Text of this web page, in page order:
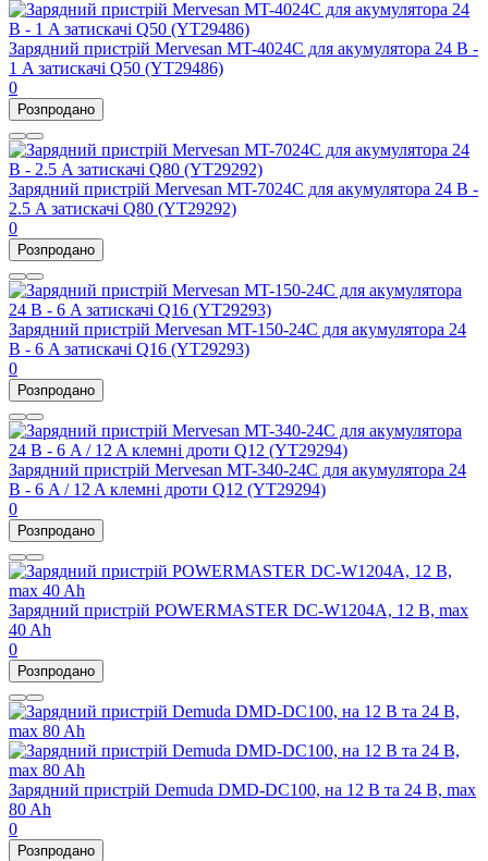
Зарядний пристрій Mervesan MT-4024C для акумулятора 24 В -
1 A затискачі Q50 (YT29486)
0
Розпродано
Зарядний пристрій Mervesan MT-7024C для акумулятора 24 В -
2.5 A затискачі Q80 (YT29292)
0
Розпродано
Зарядний пристрій Mervesan MT-150-24C для акумулятора 24
В - 6 A затискачі Q16 (YT29293)
0
Розпродано
Зарядний пристрій Mervesan MT-340-24C для акумулятора 24
В - 6 A / 12 A клемні дроти Q12 (YT29294)
0
Розпродано
Зарядний пристрій POWERMASTER DC-W1204A, 12 В, max
40 Ah
0
Розпродано
Зарядний пристрій Demuda DMD-DC100, на 12 В та 24 В, max
80 Ah
0
Розпродано